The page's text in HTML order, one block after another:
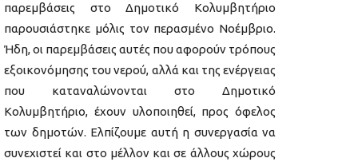
παρεμβάσεις στο Δημοτικό Κολυμβητήριο
παρουσιάστηκε μόλις τον περασμένο Νοέμβριο.
Ήδη, οι παρεμβάσεις αυτές που αφορούν τρόπους
εξοικονόμησης του νερού, αλλά και της ενέργειας
που καταναλώνονται στο Δημοτικό
Κολυμβητήριο, έχουν υλοποιηθεί, προς όφελος
των δημοτών. Ελπίζουμε αυτή η συνεργασία να
συνεχιστεί και στο μέλλον και σε άλλους χώρους